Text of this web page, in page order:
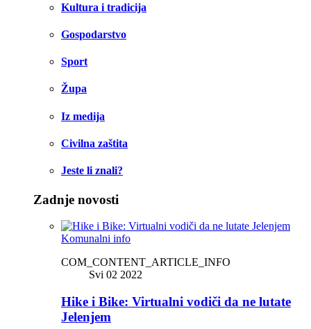
Kultura i tradicija
Gospodarstvo
Sport
Župa
Iz medija
Civilna zaštita
Jeste li znali?
Zadnje novosti
Komunalni info
COM_CONTENT_ARTICLE_INFO
Svi 02 2022
Hike i Bike: Virtualni vodiči da ne lutate
Jelenjem